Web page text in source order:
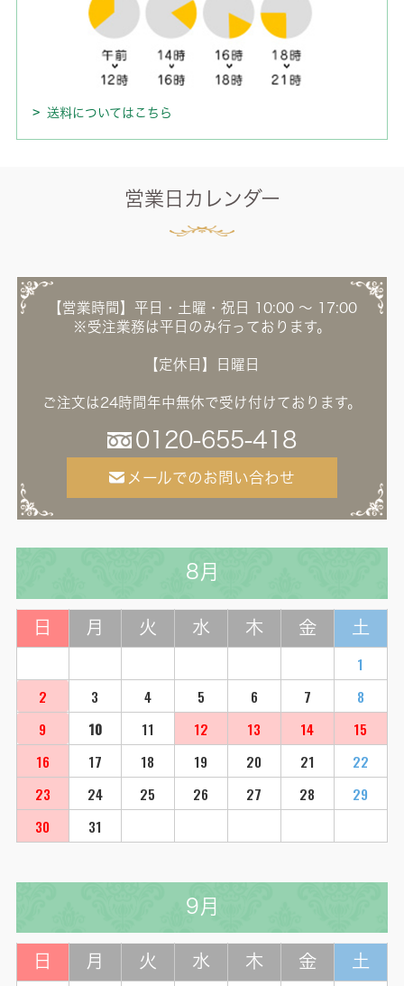
送料についてはこちら
営業日カレンダー
【営業時間】平日・土曜・祝日 10:00 ～ 17:00
※受注業務は平日のみ行っております。
【定休日】日曜日
ご注文は24時間年中無休で受け付けております。
0120-655-418
メールでのお問い合わせ
8月
日 月 火 水 木 金 土
1
2
3 4 5 6 7
8
9
10 11 12 13 14
15
16
17 18 19 20 21
22
23
24 25 26 27 28
29
30
31
9月
日 月 火 水 木 金 土